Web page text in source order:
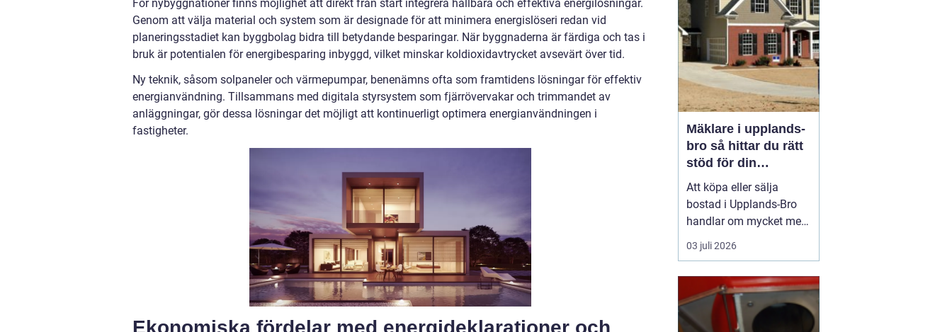
För nybyggnationer finns möjlighet att direkt från start integrera hållbara och effektiva energilösningar.
Genom att välja material och system som är designade för att minimera energislöseri redan vid
planeringsstadiet kan byggbolag bidra till betydande besparingar. När byggnaderna är färdiga och tas i
bruk är potentialen för energibesparing inbyggd, vilket minskar koldioxidavtrycket avsevärt över tid.
Ny teknik, såsom solpaneler och värmepumpar, benenämns ofta som framtidens lösningar för effektiv
energianvändning. Tillsammans med digitala styrsystem som fjärrövervakar och trimmandet av
anläggningar, gör dessa lösningar det möjligt att kontinuerligt optimera energianvändningen i
fastigheter.
Ekonomiska fördelar med energideklarationer och
Mäklare i upplands-
bro så hittar du rätt
stöd för din
bostadsaffär
Att köpa eller sälja
bostad i Upplands-Bro
handlar om mycket mer
än kvadratmeter och
slutpris. Kommunen
områden som
Kungsängen, Bro och de
mer lantliga delarna med
03 juli 2026